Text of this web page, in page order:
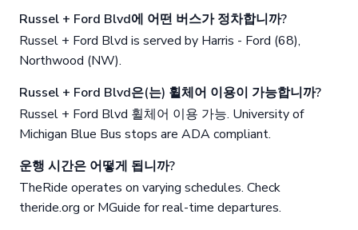
Russel + Ford Blvd에 어떤 버스가 정차합니까?
Russel + Ford Blvd is served by Harris - Ford (68),
Northwood (NW).
Russel + Ford Blvd은(는) 휠체어 이용이 가능합니까?
Russel + Ford Blvd 휠체어 이용 가능. University of
Michigan Blue Bus stops are ADA compliant.
운행 시간은 어떻게 됩니까?
TheRide operates on varying schedules. Check
theride.org or MGuide for real-time departures.